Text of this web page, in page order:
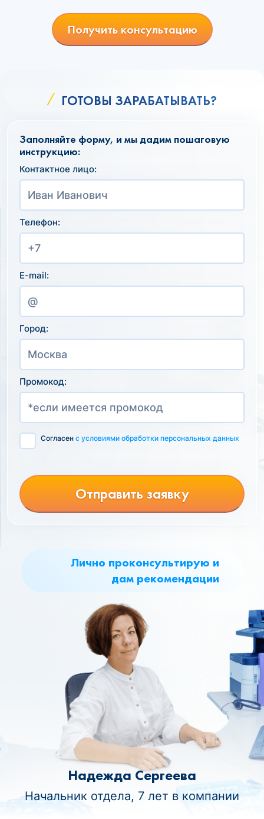
Получить консультацию
ГОТОВЫ ЗАРАБАТЫВАТЬ?
Лично проконсультирую и
дам рекомендации
Надежда Сергеева
Начальник отдела, 7 лет в компании
Заполняйте форму, и мы дадим пошаговую
инструкцию:
Контактное лицо:
Телефон:
E-mail:
Город:
Промокод:
Согласен с условиями обработки персональных данных
Отправить заявку